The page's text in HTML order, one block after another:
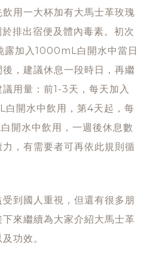
用一大杯加有大馬士革玫瑰
排出宿便及體內毒素。初次
露加入1000mL白開水中當日
，建議休息一段時日，再繼
用量：前1-3天，每天加入
開水中飲用，第4天起，每
開水中飲用，一週後休息數
，有需要者可再依此規則循
到國人重視，但還有很多朋
來繼續為大家介紹大馬士革
功效。